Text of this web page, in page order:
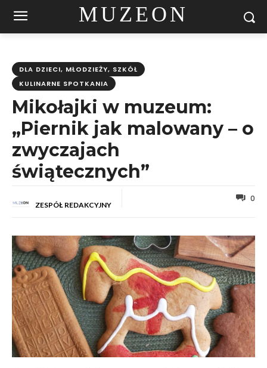
MUZEON
DLA DZIECI, MŁODZIEŻY, SZKÓŁ
KULINARNE SPOTKANIA
Mikołajki w muzeum:
„Piernik jak malowany – o
zwyczajach
świątecznych”
ZESPÓŁ REDAKCYJNY
0